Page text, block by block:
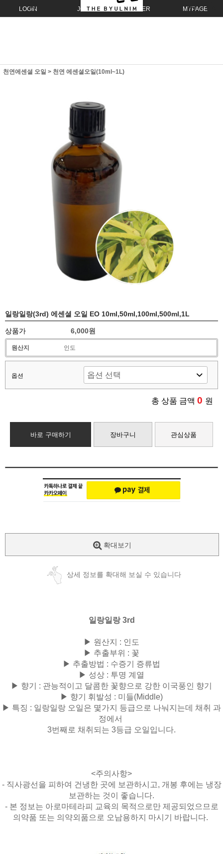
LOGIN JOIN ORDER MYPAGE
천연에센셜 오일 > 천연 에센셜오일(10ml~1L)
일랑일랑(3rd) 에센셜 오일 EO 10ml,50ml,100ml,500ml,1L
상품가 6,000원
원산지 인도
옵션
총 상품 금액 0 원
바로 구매하기 장바구니 관심상품
확대보기
상세 정보를 확대해 보실 수 있습니다
일랑일랑 3rd
▶ 원산지 : 인도
▶ 추출부위 : 꽃
▶ 추출방법 : 수증기 증류법
▶ 성상 : 투명 계열
▶ 향기 : 관능적이고 달콤한 꽃향으로 강한 이국풍인 향기
▶ 향기 휘발성 : 미들(Middle)
▶ 특징 : 일랑일랑 오일은 몇가지 등급으로 나눠지는데 채취 과
정에서
3번째로 채취되는 3등급 오일입니다.
<주의사항>
- 직사광선을 피하여 건냉한 곳에 보관하시고, 개봉 후에는 냉장
보관하는 것이 좋습니다.
- 본 정보는 아로마테라피 교육의 목적으로만 제공되었으므로
의약품 또는 의약외품으로 오남용하지 마시기 바랍니다.